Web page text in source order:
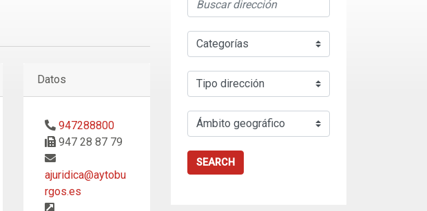
Datos
947288800
947 28 87 79
ajuridica@aytobu
rgos.es
SEARCH